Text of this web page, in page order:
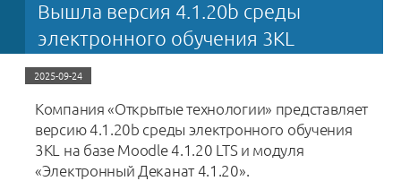
+7 495 229-30-72
Вышла версия 4.1.20b среды
электронного обучения 3KL
2025-09-24
Компания «Открытые технологии» представляет
версию 4.1.20b среды электронного обучения
3KL на базе Moodle 4.1.20 LTS и модуля
«Электронный Деканат 4.1.20».